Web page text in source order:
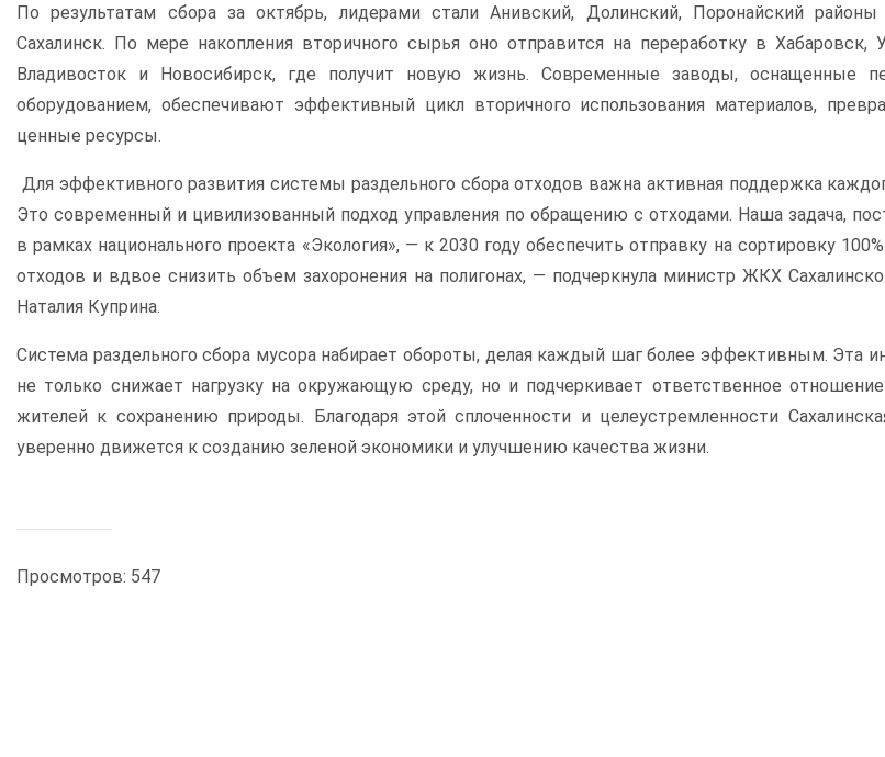
По результатам сбора за октябрь, лидерами стали Анивский, Долинский, Поронайский
Сахалинск. По мере накопления вторичного сырья оно отправится на переработку в Хабаровск,
Владивосток и Новосибирск, где получит новую жизнь. Современные заводы, оснащенные
оборудованием, обеспечивают эффективный цикл вторичного использования материалов,
ценные ресурсы.
Для эффективного развития системы раздельного сбора отходов важна активная поддержка
Это современный и цивилизованный подход управления по обращению с отходами. Наша задача,
в рамках национального проекта «Экология», — к 2030 году обеспечить отправку на сортировку
отходов и вдвое снизить объем захоронения на полигонах, — подчеркнула министр ЖКХ
Наталия Куприна.
Система раздельного сбора мусора набирает обороты, делая каждый шаг более эффективным. Эта
не только снижает нагрузку на окружающую среду, но и подчеркивает ответственное
жителей к сохранению природы. Благодаря этой сплоченности и целеустремленности
уверенно движется к созданию зеленой экономики и улучшению качества жизни.
Просмотров: 547